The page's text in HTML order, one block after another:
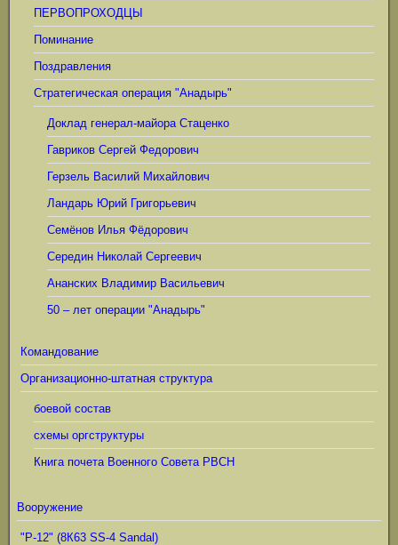
ПЕРВОПРОХОДЦЫ
Поминание
Поздравления
Стратегическая операция "Анадырь"
Доклад генерал-майора Стаценко
Гавриков Сергей Федорович
Герзель Василий Михайлович
Ландарь Юрий Григорьевич
Семёнов Илья Фёдорович
Середин Николай Сергеевич
Ананских Владимир Васильевич
50 – лет операции "Анадырь"
Командование
Организационно-штатная структура
боевой состав
схемы оргструктуры
Книга почета Военного Совета РВСН
Вооружение
"Р-12" (8К63 SS-4 Sandal)